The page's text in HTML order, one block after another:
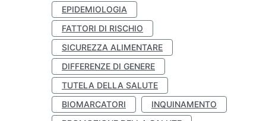
EPIDEMIOLOGIA
FATTORI DI RISCHIO
SICUREZZA ALIMENTARE
DIFFERENZE DI GENERE
TUTELA DELLA SALUTE
BIOMARCATORI
INQUINAMENTO